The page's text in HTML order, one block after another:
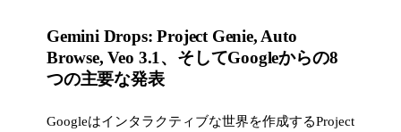
Gemini Drops: Project Genie, Auto
Browse, Veo 3.1、そしてGoogleからの8
つの主要な発表
Googleはインタラクティブな世界を作成するProject